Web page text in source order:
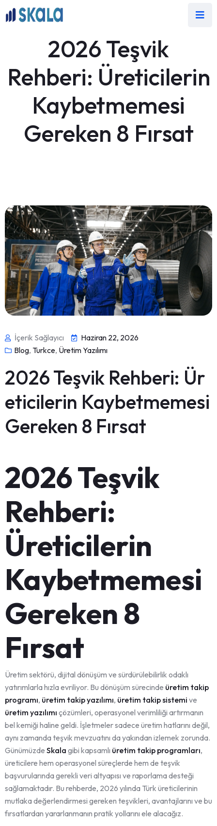
2026 Teşvik
Rehberi: Üreticilerin
Kaybetmemesi
Gereken 8 Fırsat
İçerik Sağlayıcı
Haziran 22, 2026
Blog, Turkce, Üretim Yazılımı
2026 Teşvik Rehberi: Ür
eticilerin Kaybetmemesi
Gereken 8 Fırsat
2026 Teşvik
Rehberi:
Üreticilerin
Kaybetmemesi
Gereken 8
Fırsat
Üretim sektörü, dijital dönüşüm ve sürdürülebilirlik odaklı
yatırımlarla hızla evriliyor. Bu dönüşüm sürecinde üretim takip
programı, üretim takip yazılımı, üretim takip sistemi ve
üretim yazılımı çözümleri, operasyonel verimliliği artırmanın
bel kemiği haline geldi. İşletmeler sadece üretim hatlarını değil,
aynı zamanda teşvik mevzuatını da yakından izlemek zorunda.
Günümüzde Skala gibi kapsamlı üretim takip programları,
üreticilere hem operasyonel süreçlerde hem de teşvik
başvurularında gerekli veri altyapısı ve raporlama desteği
sağlamaktadır. Bu rehberde, 2026 yılında Türk üreticilerinin
mutlaka değerlendirmesi gereken teşvikleri, avantajlarını ve bu
fırsatlardan yararlanmanın pratik yollarını ele alacağız.